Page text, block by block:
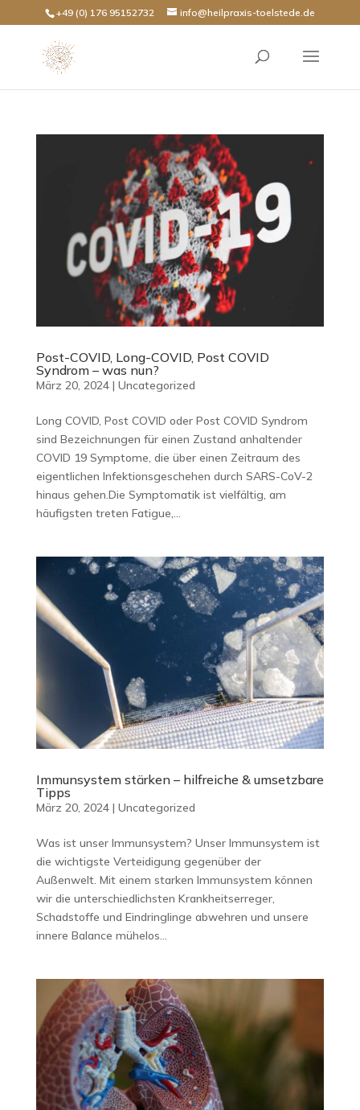
+49 (0) 176 95152732 info@heilpraxis-toelstede.de
Post-COVID, Long-COVID, Post COVID
Syndrom – was nun?
März 20, 2024| Uncategorized
Long COVID, Post COVID oder Post COVID Syndrom
sind Bezeichnungen für einen Zustand anhaltender
COVID 19 Symptome, die über einen Zeitraum des
eigentlichen Infektionsgeschehen durch SARS-CoV-2
hinaus gehen.Die Symptomatik ist vielfältig, am
häufigsten treten Fatigue,...
Immunsystem stärken – hilfreiche & umsetzbare
Tipps
März 20, 2024| Uncategorized
Was ist unser Immunsystem? Unser Immunsystem ist
die wichtigste Verteidigung gegenüber der
Außenwelt. Mit einem starken Immunsystem können
wir die unterschiedlichsten Krankheitserreger,
Schadstoffe und Eindringlinge abwehren und unsere
innere Balance mühelos...